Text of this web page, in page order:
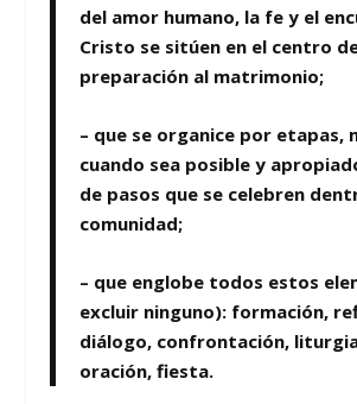
del amor humano, la fe y el
Cristo se sitúen en el centro
preparación al matrimonio;
– que se organice por etapas,
cuando sea posible y
de pasos que se celebren
comunidad;
– que englobe todos estos
excluir ninguno): formación,
diálogo, confrontación,
oración, fiesta.